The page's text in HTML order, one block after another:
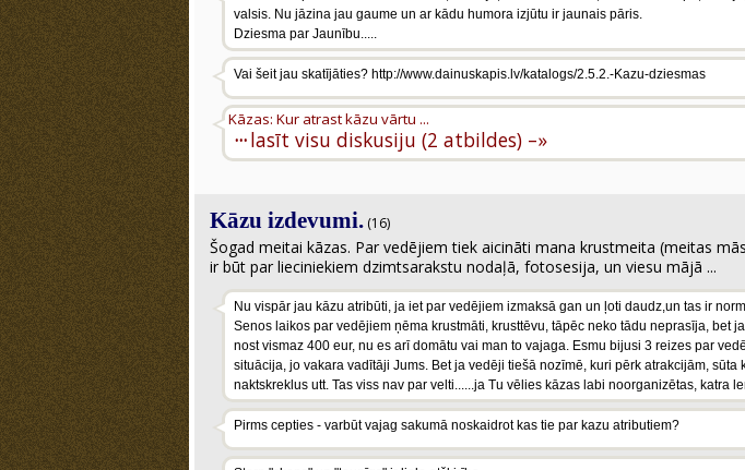
valsis. Nu jāzina jau gaume un ar kādu humora izjūtu ir jaunais pāris.
Dziesma par Jaunību.....
Vai šeit jau skatījāties? http://www.dainuskapis.lv/katalogs/2.5.2.-Kazu-dziesmas
···
Kāzas: Kur atrast kāzu vārtu ...
lasīt visu diskusiju (2 atbildes) –»
Kāzu izdevumi. (16)
Šogad meitai kāzas. Par vedējiem tiek aicināti mana krustmeita (meitas
ir būt par lieciniekiem dzimtsarakstu nodaļā, fotosesija, un viesu mājā ...
Nu vispār jau kāzu atribūti, ja iet par vedējiem izmaksā gan un ļoti daudz,un tas ir
Senos laikos par vedējiem ņēma krustmāti, krusttēvu, tāpēc neko tādu neprasīja, bet
nost vismaz 400 eur, nu es arī domātu vai man to vajaga. Esmu bijusi 3 reizes par
situācija, jo vakara vadītāji Jums. Bet ja vedēji tiešā nozīmē, kuri pērk atrakcijām, sūta
naktskreklus utt. Tas viss nav par velti......ja Tu vēlies kāzas labi noorganizētas, katra
Pirms cepties - varbūt vajag sakumā noskaidrot kas tie par kazu atributiem?